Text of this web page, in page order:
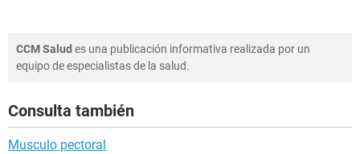
CCM Salud es una publicación informativa realizada por un
equipo de especialistas de la salud.
Consulta también
Musculo pectoral